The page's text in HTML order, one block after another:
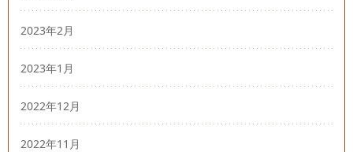
2023年2月
2023年1月
2022年12月
2022年11月